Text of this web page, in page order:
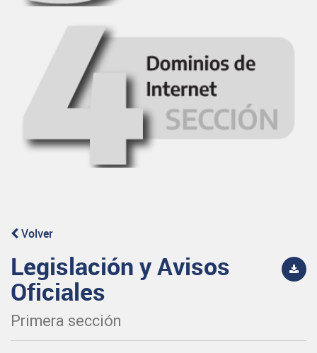
Volver
Legislación y Avisos
Oficiales
Primera sección